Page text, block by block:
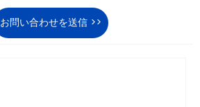
お問い合わせを送信 >>